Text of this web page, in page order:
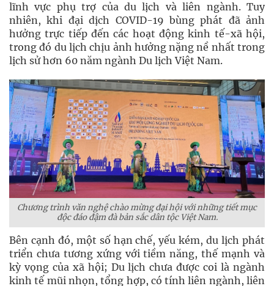
lĩnh vực phụ trợ của du lịch và liên ngành. Tuy
nhiên, khi đại dịch COVID-19 bùng phát đã ảnh
hưởng trực tiếp đến các hoạt động kinh tế-xã hội,
trong đó du lịch chịu ảnh hưởng nặng nề nhất trong
lịch sử hơn 60 năm ngành Du lịch Việt Nam.
Chương trình văn nghệ chào mừng đại hội với những tiết mục
độc đáo đậm đà bản sắc dân tộc Việt Nam.
Bên cạnh đó, một số hạn chế, yếu kém, du lịch phát
triển chưa tương xứng với tiềm năng, thế mạnh và
kỳ vọng của xã hội; Du lịch chưa được coi là ngành
kinh tế mũi nhọn, tổng hợp, có tính liên ngành, liên